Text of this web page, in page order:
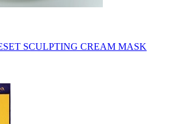
SCULPTING CREAM MASK